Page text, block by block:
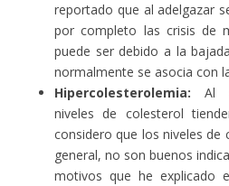
reportado que al adelgazar
por completo las crisis de
puede ser debido a la
normalmente se asocia con
Hipercolesterolemia: Al
niveles de colesterol
considero que los niveles de
general, no son buenos
motivos que he explicado